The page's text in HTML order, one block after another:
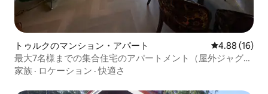
トゥルクのマンション・アパート レビュー16
4.88 (16)
最大7名様までの集合住宅のアパートメント（屋外ジャグジ
ー）
家族 · ロケーション ·快適さ